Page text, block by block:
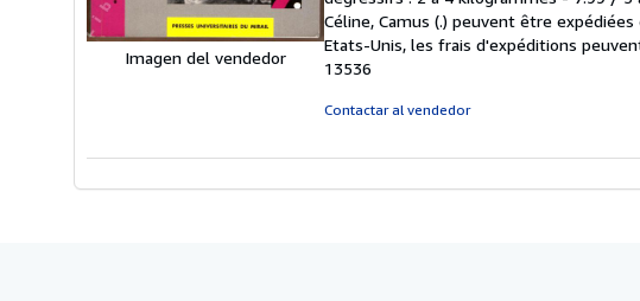
Imagen del vendedor
estrellas
Céline, Camus (.) peuvent être
Etats-Unis, les frais d'expéditions
13536
Contactar al vendedor